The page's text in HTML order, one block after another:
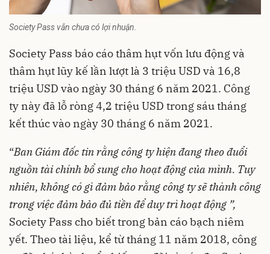
Society Pass vẫn chưa có lợi nhuận.
Society Pass báo cáo thâm hụt vốn lưu động và
thâm hụt lũy kế lần lượt là 3 triệu USD và 16,8
triệu USD vào ngày 30 tháng 6 năm 2021. Công
ty này đã lỗ ròng 4,2 triệu USD trong sáu tháng
kết thúc vào ngày 30 tháng 6 năm 2021.
“Ban Giám đốc tin rằng công ty hiện đang theo đuổi
nguồn tài chính bổ sung cho hoạt động của mình. Tuy
nhiên, không có gì đảm bảo rằng công ty sẽ thành công
trong việc đảm bảo đủ tiền để duy trì hoạt động ”,
Society Pass cho biết trong bản cáo bạch niêm
yết. Theo tài liệu, kể từ tháng 11 năm 2018, công